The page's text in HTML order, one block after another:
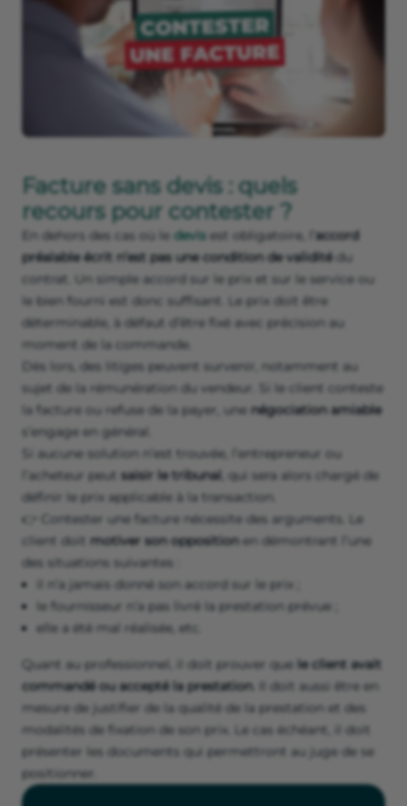
Facture sans devis : quels
recours pour contester ?
En dehors des cas où le devis est obligatoire, l’ accord
préalable écrit n’est pas une condition de validitédu
contrat. Un simple accord sur le prix et sur le service ou
le bien fourni est donc suffisant. Le prix doit être
déterminable, à défaut d’être fixé avec précision au
moment de la commande.
Dès lors, des litiges peuvent survenir, notamment au
sujet de la rémunération du vendeur. Si le client conteste
la facture ou refuse de la payer, une négociation amiable
s’engage en général.
Si aucune solution n’est trouvée, l’entrepreneur ou
l’acheteur peut saisir le tribunal , qui sera alors chargé de
définir le prix applicable à la transaction.
👉 Contester une facture nécessite des arguments. Le
client doit motiver son oppositionen démontrant l’une
des situations suivantes :
il n’a jamais donné son accord sur le prix ;
le fournisseur n’a pas livré la prestation prévue ;
elle a été mal réalisée, etc.
Quant au professionnel, il doit prouver que le client avait
commandé ou accepté la prestation. Il doit aussi être en
mesure de justifier de la qualité de la prestation et des
modalités de fixation de son prix. Le cas échéant, il doit
présenter les documents qui permettront au juge de se
positionner.